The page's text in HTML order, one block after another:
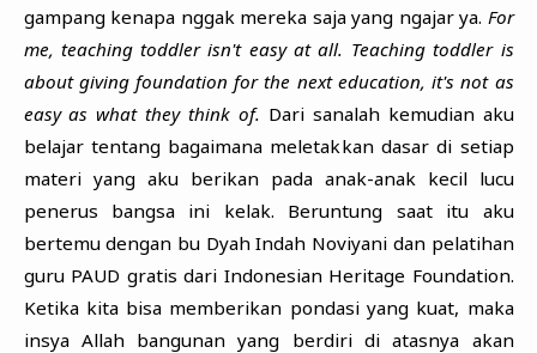
gampang kenapa nggak mereka saja yang ngajar ya. For
me, teaching toddler isn't easy at all. Teaching toddler is
about giving foundation for the next education, it's not as
easy as what they think of. Dari sanalah kemudian aku
belajar tentang bagaimana meletakkan dasar di setiap
materi yang aku berikan pada anak-anak kecil lucu
penerus bangsa ini kelak. Beruntung saat itu aku
bertemu dengan bu Dyah Indah Noviyani dan pelatihan
guru PAUD gratis dari Indonesian Heritage Foundation.
Ketika kita bisa memberikan pondasi yang kuat, maka
insya Allah bangunan yang berdiri di atasnya akan